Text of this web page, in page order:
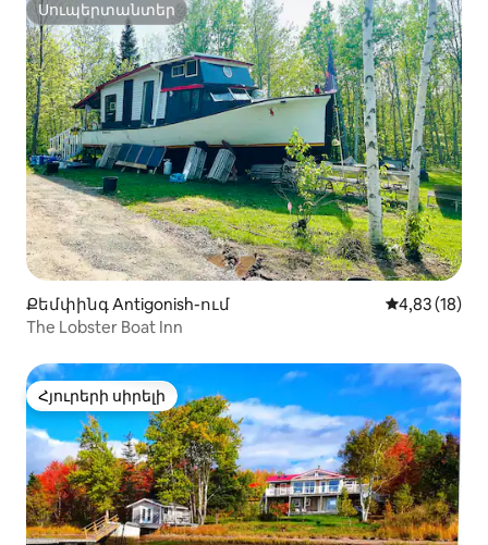
Սուպերտանտեր
Սուպերտանտեր
Քեմփինգ Antigonish-ում Միջին
4,83 (18)
The Lobster Boat Inn
Հյուրերի սիրելի
Հյուրերի սիրելի